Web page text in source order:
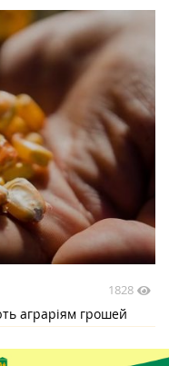
1828
аграріям грошей